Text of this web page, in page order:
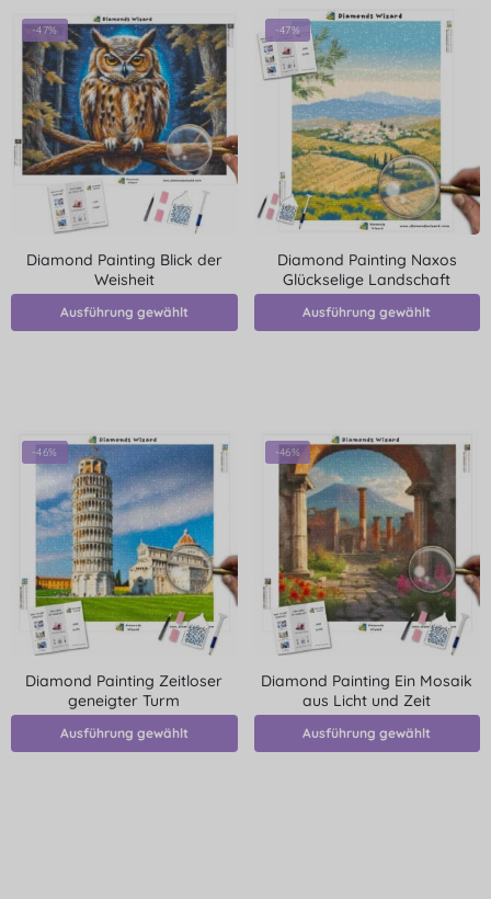
-47%
Diamond Painting Blick der
Weisheit
Ausführung gewählt
-47%
Diamond Painting Naxos
Glückselige Landschaft
Ausführung gewählt
-46%
Diamond Painting Zeitloser
geneigter Turm
Ausführung gewählt
-46%
Diamond Painting Ein Mosaik
aus Licht und Zeit
Ausführung gewählt